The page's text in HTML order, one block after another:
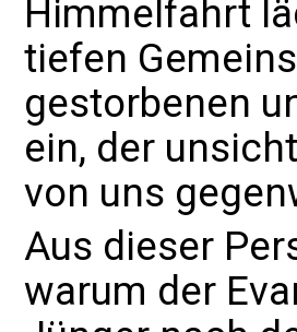
Himmelfahrt
tiefen
gestorbenen
ein, der
von uns
Aus dieser
warum der